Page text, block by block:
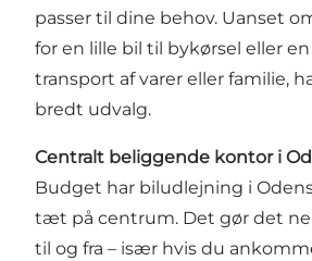
passer til dine behov. Uanset
for en lille bil til bykørsel eller
transport af varer eller familie,
bredt udvalg.
Centralt beliggende kontor i
Budget har biludlejning i
tæt på centrum. Det gør det
til og fra – især hvis du